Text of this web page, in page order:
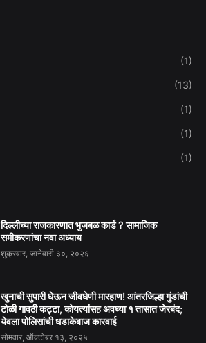
(1)
(13)
(1)
(1)
(1)
दिल्लीच्या राजकारणात भुजबळ कार्ड ? सामाजिक
समीकरणांचा नवा अध्याय
शुक्रवार, जानेवारी ३०, २०२६
खुनाची सुपारी घेऊन जीवघेणी मारहाण! आंतरजिल्हा गुंडांची
टोळी गावठी कट्टा, कोयत्यांसह अवघ्या १ तासात जेरबंद;
येवला पोलिसांची धडाकेबाज कारवाई
सोमवार, ऑक्टोबर १३, २०२५